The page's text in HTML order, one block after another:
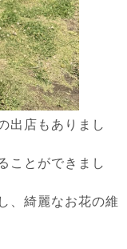
出店もありまし
ことができまし
、綺麗なお花の維